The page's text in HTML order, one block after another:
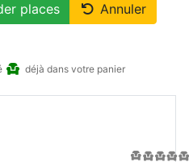
places Annuler
déjà dans votre panier